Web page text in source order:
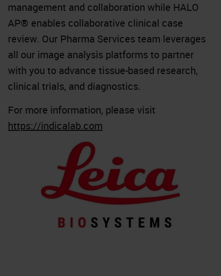
management and collaboration while HALO
AP® enables collaborative clinical case
review. Our Pharma Services team leverages
all our image analysis platforms to partner
with you to advance tissue-based research,
clinical trials, and diagnostics.
For more information, please visit
https://indicalab.com